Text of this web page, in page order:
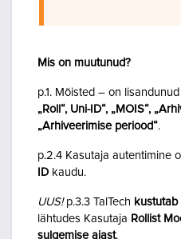
Mis on muutunud?
p.1. Mõisted – on
„Roll“, Uni-ID“, „MOIS“,
„Arhiveerimise periood“.
p.2.4 Kasutaja autentimine
ID kaudu.
UUS!p.3.3 TalTech kustutab
lähtudes Kasutaja Rollist
sulgemise ajast.